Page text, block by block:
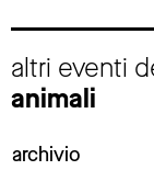
altri eventi
animali
archivio